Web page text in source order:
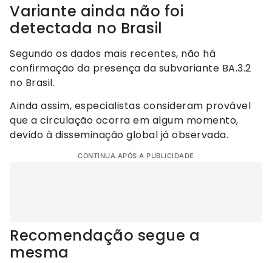
Variante ainda não foi
detectada no Brasil
Segundo os dados mais recentes, não há
confirmação da presença da subvariante BA.3.2
no Brasil.
Ainda assim, especialistas consideram provável
que a circulação ocorra em algum momento,
devido à disseminação global já observada.
CONTINUA APÓS A PUBLICIDADE
Recomendação segue a
mesma